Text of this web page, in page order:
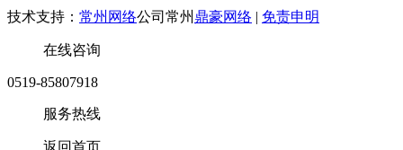
技术支持： 常州网络公司常州 鼎豪网络 | 免责申明
在线咨询
0519-85807918
服务热线
返回首页